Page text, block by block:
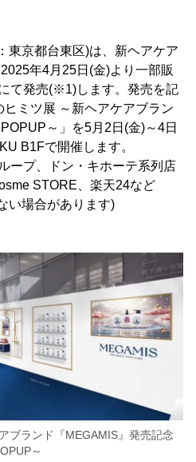
京都台東区)は、新ヘアケア
年4月25日(金)より一部販
て発売(※1)します。発売を記
ミツ展 ～新ヘアケアブラン
～」を5月2日(金)～4日
B1Fで開催します。
ープ、ドン・キホーテ系列店
STORE、楽天24など
い場合があります)
ブランド『MEGAMIS』発売記念
～